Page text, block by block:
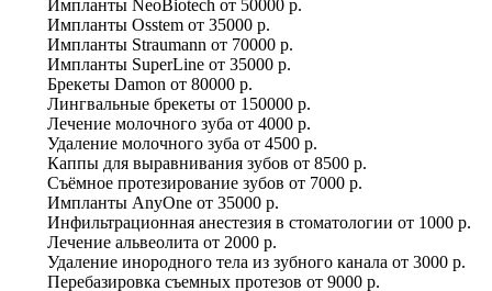
Импланты NeoBiotech от 50000 р.
Импланты Osstem от 35000 р.
Импланты Straumann от 70000 р.
Импланты SuperLine от 35000 р.
Брекеты Damon от 80000 р.
Лингвальные брекеты от 150000 р.
Лечение молочного зуба от 4000 р.
Удаление молочного зуба от 4500 р.
Каппы для выравнивания зубов от 8500 р.
Съёмное протезирование зубов от 7000 р.
Импланты AnyOne от 35000 р.
Инфильтрационная анестезия в стоматологии от 1000 р.
Лечение альвеолита от 2000 р.
Удаление инородного тела из зубного канала от 3000 р.
Перебазировка съемных протезов от 9000 р.